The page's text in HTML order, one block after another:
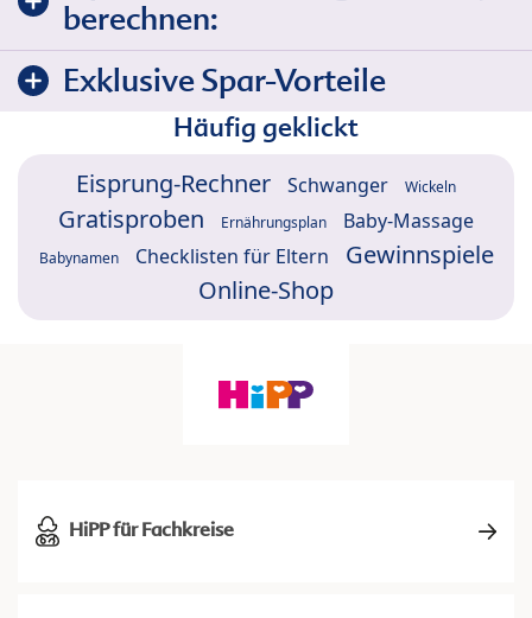
berechnen:
Exklusive Spar-Vorteile
Häufig geklickt
Eisprung-Rechner Schwanger Wickeln
Gratisproben Ernährungsplan Baby-Massage
Babynamen Checklisten für Eltern
Gewinnspiele
Online-Shop
HiPP für Fachkreise